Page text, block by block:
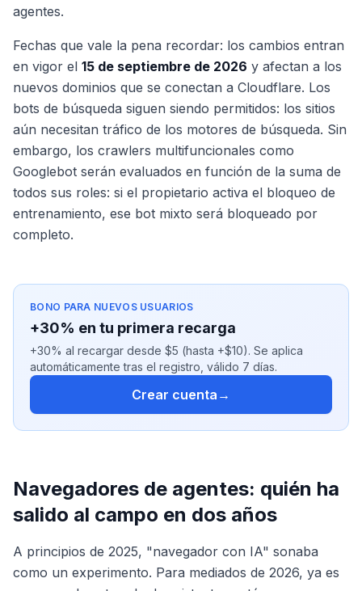
agentes.
Fechas que vale la pena recordar: los cambios entran
en vigor el 15 de septiembre de 2026 y afectan a los
nuevos dominios que se conectan a Cloudflare. Los
bots de búsqueda siguen siendo permitidos: los sitios
aún necesitan tráfico de los motores de búsqueda. Sin
embargo, los crawlers multifuncionales como
Googlebot serán evaluados en función de la suma de
todos sus roles: si el propietario activa el bloqueo de
entrenamiento, ese bot mixto será bloqueado por
completo.
BONO PARA NUEVOS USUARIOS
+30% en tu primera recarga
+30% al recargar desde $5 (hasta +$10). Se aplica
automáticamente tras el registro, válido 7 días.
Crear cuenta →
Navegadores de agentes: quién ha
salido al campo en dos años
A principios de 2025, "navegador con IA" sonaba
como un experimento. Para mediados de 2026, ya es